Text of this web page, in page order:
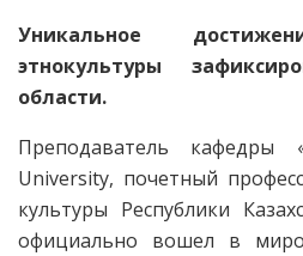
Уникальное
этнокультуры
области.
Преподаватель кафедры
University, почетный
культуры Республики
официально вошел в